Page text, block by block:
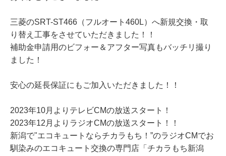
三菱のSRT-ST466（フルオート460L）へ新規交換・取
り替え工事をさせていただきました！！
補助金申請用のビフォー＆アフター写真もバッチリ撮り
ました！
安心の延長保証にもご加入いただきました！！
2023年10月よりテレビCMの放送スタート！
2023年12月よりラジオCMの放送スタート！！
新潟で"エコキュートならチカラもち！”のラジオCMでお
馴染みのエコキュート交換の専門店「チカラもち新潟